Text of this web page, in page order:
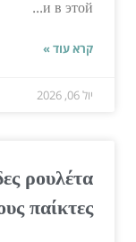
и в этой...
קרא עוד »
יול 06, 2026
ρουλέτα
παίκτες